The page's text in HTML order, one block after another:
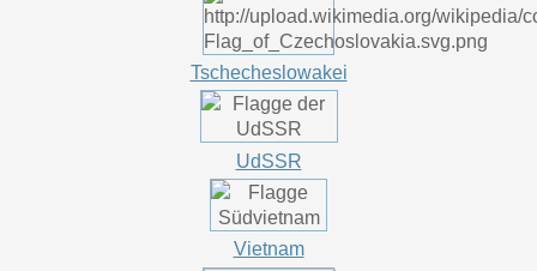
Tschecheslowakei
UdSSR
Vietnam